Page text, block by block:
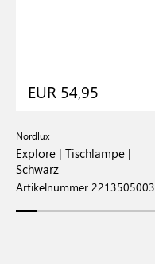
EUR 54,95
Nordlux
Explore | Tischlampe |
Schwarz
Artikelnummer 2213505003